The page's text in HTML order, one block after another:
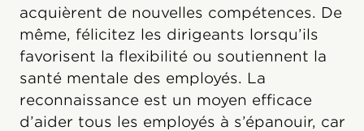
acquièrent de nouvelles compétences. De
même, félicitez les dirigeants lorsqu’ils
favorisent la flexibilité ou soutiennent la
santé mentale des employés. La
reconnaissance est un moyen efficace
d’aider tous les employés à s’épanouir, car